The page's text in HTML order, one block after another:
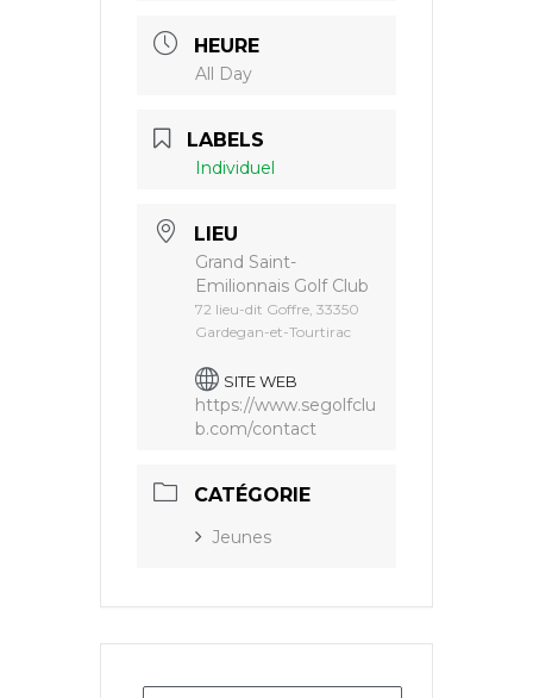
HEURE
All Day
LABELS
Individuel
LIEU
Grand Saint-
Emilionnais Golf Club
72 lieu-dit Goffre, 33350
Gardegan-et-Tourtirac
SITE WEB
https://www.segolfclu
b.com/contact
CATÉGORIE
Jeunes